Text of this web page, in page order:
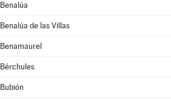
Benalúa
Benalúa de las Villas
Benamaurel
Bérchules
Bubión